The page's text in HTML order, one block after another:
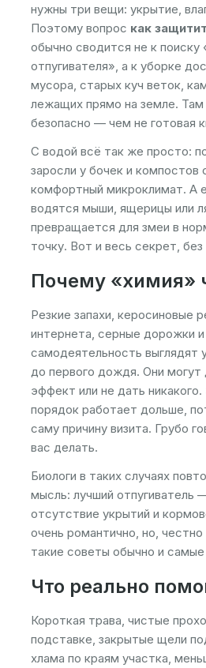
нужны три вещи: укрытие,
Поэтому вопрос как
обычно сводится не к поиску
отпугивателя», а к уборке
мусора, старых куч веток,
лежащих прямо на земле. Там
безопасно — чем не готовая
С водой всё так же просто:
заросли у бочек и компостов
комфортный микроклимат. А
водятся мыши, ящерицы или
превращается для змеи в
точку. Вот и весь секрет,
Почему «химия»
Резкие запахи, керосиновые
интернета, серные дорожки и
самодеятельность выглядят
до первого дождя. Они могут
эффект или не дать
порядок работает дольше,
саму причину визита. Грубо
вас делать.
Биологи в таких случаях
мысль: лучший отпугиватель
отсутствие укрытий и
очень романтично, но,
такие советы обычно и самые
Что реально
Короткая трава, чистые
подставке, закрытые щели
хлама по краям участка,